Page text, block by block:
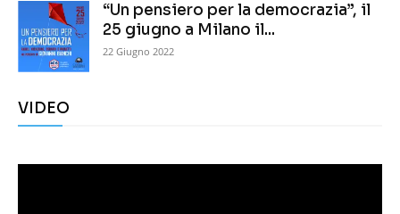
“Un pensiero per la democrazia”, il
25 giugno a Milano il...
22 Giugno 2022
VIDEO